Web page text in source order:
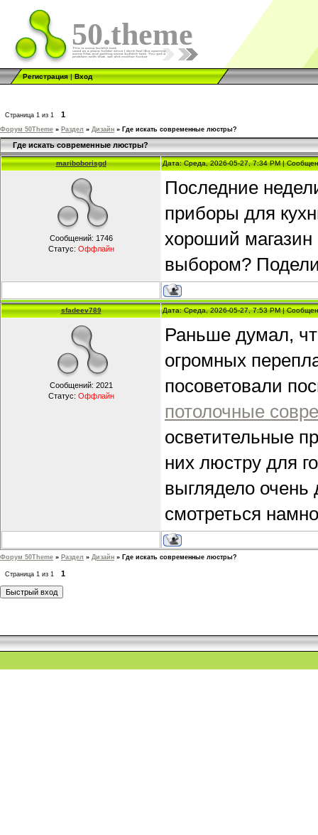
50.theme
Регистрация|Вход
Страница 1 из 1 1
Форум 50Theme » Раздел » Дизайн » Где искать современные люстры?
Где искать современные люстры?
mariboborisgd Дата: Среда, 2026-05-27, 7:34 PM |
Сообщений: 1746
Статус: Оффлайн
Последние
приборы для
хороший
выбором?
sfadeev789 Дата: Среда, 2026-05-27, 7:53 PM |
Сообщений: 2021
Статус: Оффлайн
Раньше думал,
огромных
посоветовали
потолочные
осветительные
них люстру для
выглядело очень
смотреться
Форум 50Theme » Раздел » Дизайн » Где искать современные люстры?
Страница 1 из 1 1